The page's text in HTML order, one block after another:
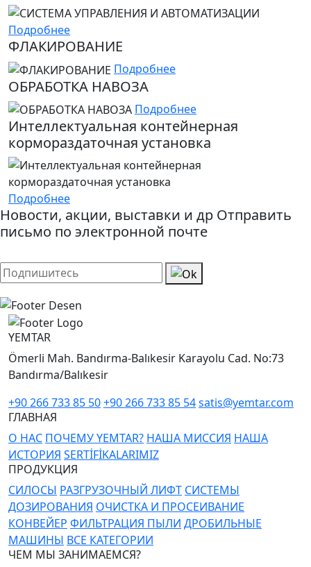
Подробнее
ФЛАКИРОВАНИЕ
Подробнее
ОБРАБОТКА НАВОЗА
Подробнее
Интеллектуальная контейнерная
кормораздаточная установка
Подробнее
Новости, акции, выставки и др Отправить
письмо по электронной почте
YEMTAR
Ömerli Mah. Bandırma-Balıkesir Karayolu Cad. No:73
Bandırma/Balıkesir
+90 266 733 85 50+90 266 733 85 54satis@yemtar.com
ГЛАВНАЯ
О НАС ПОЧЕМУ YEMTAR? НАША МИССИЯ НАША
ИСТОРИЯ SERTİFİKALARIMIZ
ПРОДУКЦИЯ
СИЛОСЫ РАЗГРУЗОЧНЫЙ ЛИФТ СИСТЕМЫ
ДОЗИРОВАНИЯ ОЧИСТКА И ПРОСЕИВАНИЕ
КОНВЕЙЕР ФИЛЬТРАЦИЯ ПЫЛИ ДРОБИЛЬНЫЕ
МАШИНЫ ВСЕ КАТЕГОРИИ
ЧЕМ МЫ ЗАНИМАЕМСЯ?